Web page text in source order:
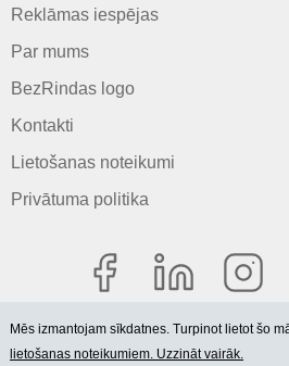
Reklāmas iespējas
Par mums
BezRindas logo
Kontakti
Lietošanas noteikumi
Privātuma politika
Mēs izmantojam sīkdatnes. Turpinot lietot šo
lietošanas noteikumiem. Uzzināt vairāk.